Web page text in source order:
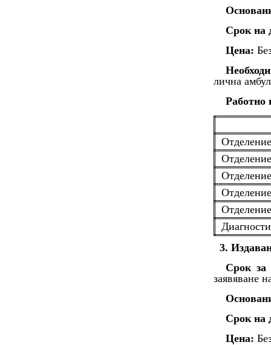
Срок на
Цена:
лична
Работно
3.
Срок за
заявяване
Срок на
Цена: